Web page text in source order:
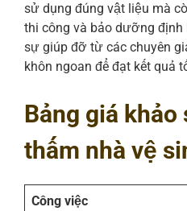
sử dụng đúng vật liệu mà
thi công và bảo dưỡng định
sự giúp đỡ từ các chuyên
khôn ngoan để đạt kết quả
Bảng giá khảo
thấm nhà vệ
Công việc